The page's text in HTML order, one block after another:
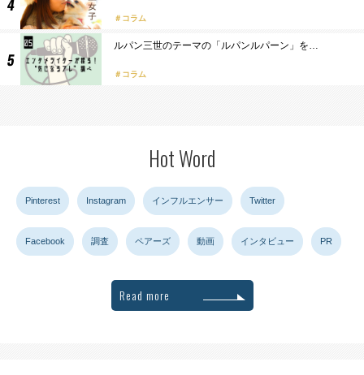
コラム
ルパン三世のテーマの「ルパンルパーン」を…
コラム
Hot Word
Pinterest Instagram インフルエンサー Twitter
Facebook 調査 ペアーズ 動画 インタビュー PR
Read more